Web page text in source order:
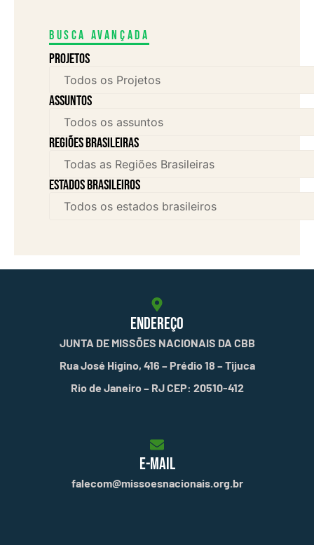
Busca avançada
Projetos
assuntos
Regiões brasileiras
Estados brasileiros
ENDEREÇO
JUNTA DE MISSÕES NACIONAIS DA CBB
Rua José Higino, 416 – Prédio 18 – Tijuca
Rio de Janeiro – RJ CEP: 20510-412
E-MAIL
falecom@missoesnacionais.org.br